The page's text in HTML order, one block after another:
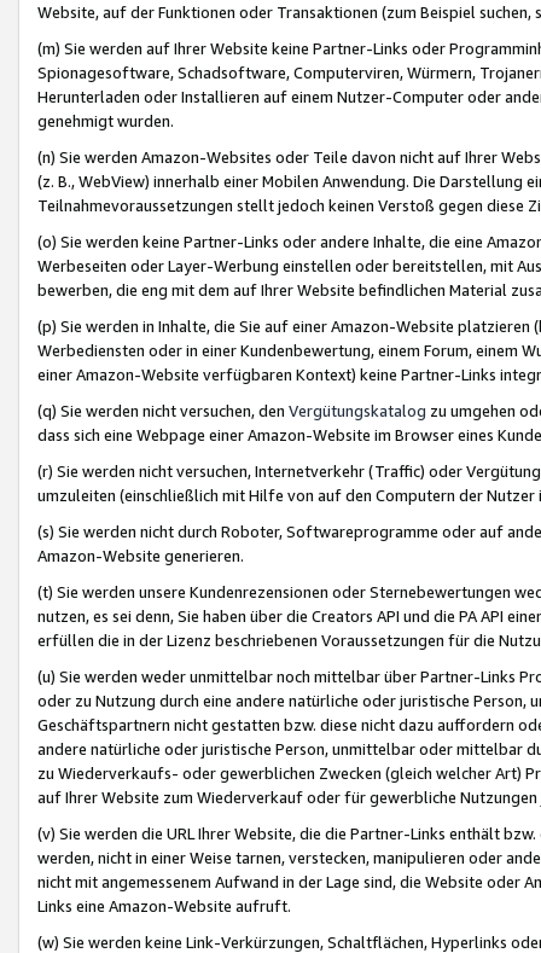
Website, auf der Funktionen oder Transaktionen (zum Beispiel
(m) Sie werden auf Ihrer Website keine Partner-Links oder
Spionagesoftware, Schadsoftware, Computerviren, Würmern,
Herunterladen oder Installieren auf einem Nutzer-Computer oder
genehmigt wurden.
(n) Sie werden Amazon-Websites oder Teile davon nicht auf Ihrer
(z. B., WebView) innerhalb einer Mobilen Anwendung. Die Darstellung
Teilnahmevoraussetzungen stellt jedoch keinen Verstoß gegen diese
(o) Sie werden keine Partner-Links oder andere Inhalte, die eine
Werbeseiten oder Layer-Werbung einstellen oder bereitstellen, mit
bewerben, die eng mit dem auf Ihrer Website befindlichen Material
(p) Sie werden in Inhalte, die Sie auf einer Amazon-Website
Werbediensten oder in einer Kundenbewertung, einem Forum, einem
einer Amazon-Website verfügbaren Kontext) keine Partner-Links
(q) Sie werden nicht versuchen, den Vergütungskatalog zu umgehen
dass sich eine Webpage einer Amazon-Website im Browser eines
(r) Sie werden nicht versuchen, Internetverkehr (Traffic) oder
umzuleiten (einschließlich mit Hilfe von auf den Computern der
(s) Sie werden nicht durch Roboter, Softwareprogramme oder auf
Amazon-Website generieren.
(t) Sie werden unsere Kundenrezensionen oder Sternebewertungen
nutzen, es sei denn, Sie haben über die Creators API und die PA API
erfüllen die in der Lizenz beschriebenen Voraussetzungen für die
(u) Sie werden weder unmittelbar noch mittelbar über Partner-Links
oder zu Nutzung durch eine andere natürliche oder juristische
Geschäftspartnern nicht gestatten bzw. diese nicht dazu auffordern
andere natürliche oder juristische Person, unmittelbar oder mittelbar
zu Wiederverkaufs- oder gewerblichen Zwecken (gleich welcher Art)
auf Ihrer Website zum Wiederverkauf oder für gewerbliche
(v) Sie werden die URL Ihrer Website, die die Partner-Links enthält
werden, nicht in einer Weise tarnen, verstecken, manipulieren oder
nicht mit angemessenem Aufwand in der Lage sind, die Website oder
Links eine Amazon-Website aufruft.
(w) Sie werden keine Link-Verkürzungen, Schaltflächen, Hyperlinks